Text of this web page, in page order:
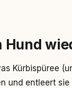
Hund
Kürbispüree
und entleert